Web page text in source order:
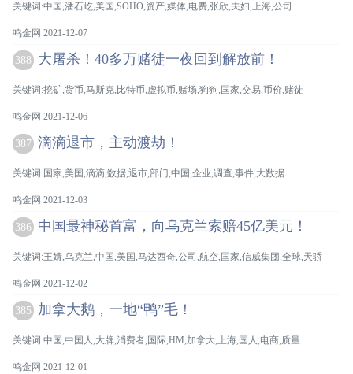
关键词:中国,潘石屹,美国,SOHO,资产,媒体,电费,张欣,夫妇,上海,公司
鸣金网 2021-12-07
388 大屠杀！40多万赌徒一夜回到解放前！
关键词:挖矿,货币,马斯克,比特币,虚拟币,赌场,狗狗,国家,交易,币价,赌徒
鸣金网 2021-12-06
387 滴滴退市，主动渡劫！
关键词:国家,美国,滴滴,数据,退市,部门,中国,企业,调查,事件,大数据
鸣金网 2021-12-03
386 中国最神秘首富，向乌克兰索赔45亿美元！
关键词:王婧,乌克兰,中国,美国,马达西奇,公司,航空,国家,信威集团,全球,天骄
鸣金网 2021-12-02
385 加拿大鹅，一地“鸭”毛！
关键词:中国,中国人,大牌,消费者,国际,HM,加拿大,上海,国人,电商,质量
鸣金网 2021-12-01